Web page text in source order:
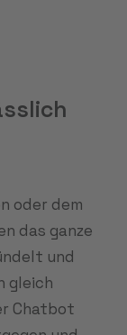
oder dem
das ganze
und
gleich
Chatbot